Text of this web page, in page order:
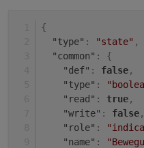
{
"type" : "state" ,
"common" :
{
"def" : false,
"type" :
"read" : true,
"write" : false,
"role" :
"name" :